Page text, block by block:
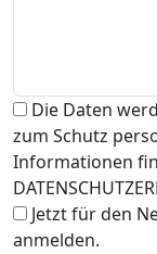
Die Daten
zum Schutz
Informationen
Jetzt für den
anmelden.